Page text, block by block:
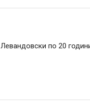
Левандовски по 20